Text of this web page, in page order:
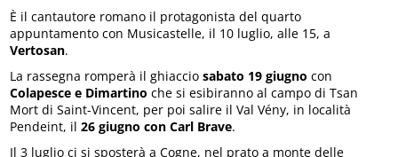
È il cantautore romano il protagonista del quarto
appuntamento con Musicastelle, il 10 luglio, alle 15, a
Vertosan.
La rassegna romperà il ghiacciosabato 19 giugno con
Colapesce e Dimartino che si esibiranno al campo di Tsan
Mort di Saint-Vincent, per poi salire il Val Vény, in località
Pendeint, il26 giugno con Carl Brave.
Il 3 luglio ci si sposterà a Cogne, nel prato a monte delle